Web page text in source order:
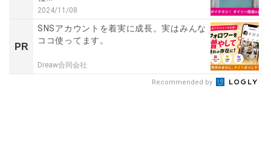
2024/11/08
PR
SNSアカウントを着実に成長。実はみんな
ココ使ってます。
Dreaw合同会社
Recommended by